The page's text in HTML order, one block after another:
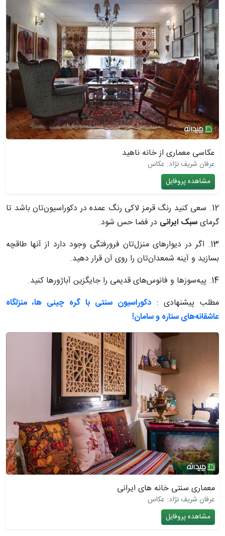
عکاسی معماری از خانه ناهید
عرفان شریف نژاد: عکاس
مشاهده پروفایل
12. سعی کنید رنگ قرمز لاکی‌ رنگ عمده در دکوراسیون‌تان باشد تا
گرمایسبک ایرانی در فضا حس شود.
13. اگر در دیوارهای منزل‌تان فرورفتگی وجود دارد از آنها طاقچه
بسازید و آینه شمعدان‌تان را روی آن قرار دهید.
14. پیه‌سوزها و فانوس‌های قدیمی را جایگزین آباژورها کنید.
مطلب پیشنهادی : دکوراسیون سنتی با گره چینی ها، منزلگاه
عاشقانه‌های ستاره و سامان!
معماری سنتی خانه های ایرانی
عرفان شریف نژاد: عکاس
مشاهده پروفایل